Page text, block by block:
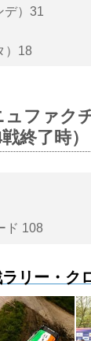
デ）31
）18
ュファク
終了時）
ド 108
リー・ク